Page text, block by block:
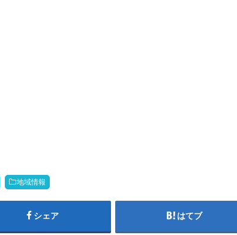
地域情報
シェア はてブ